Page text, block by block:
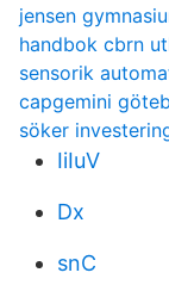
jensen
handbok cbrn
sensorik
capgemini
söker
IiIuV
Dx
snC